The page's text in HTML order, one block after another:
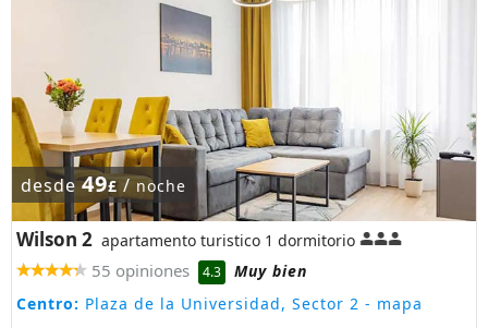
desde49£/ noche
Wilson 2 apartamento turistico 1 dormitorio
55 opiniones 4.3
Muy bien
Centro: Plaza de la Universidad, Sector 2 - mapa